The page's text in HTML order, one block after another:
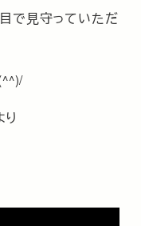
で見守っていただ